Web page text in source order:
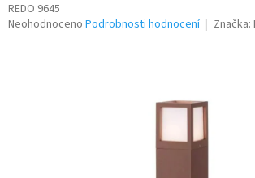
REDO 9645
Průměrné
Neohodnoceno Podrobnosti hodnocení Značka: